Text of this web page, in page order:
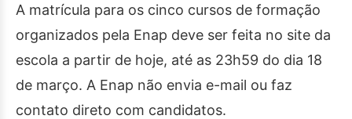
A matrícula para os cinco cursos de formação
organizados pela Enap deve ser feita no site da
escola a partir de hoje, até as 23h59 do dia 18
de março. A Enap não envia e-mail ou faz
contato direto com candidatos.